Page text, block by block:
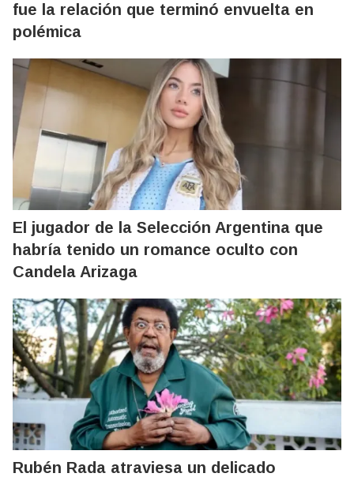
fue la relación que terminó envuelta en
polémica
El jugador de la Selección Argentina que
habría tenido un romance oculto con
Candela Arizaga
Rubén Rada atraviesa un delicado